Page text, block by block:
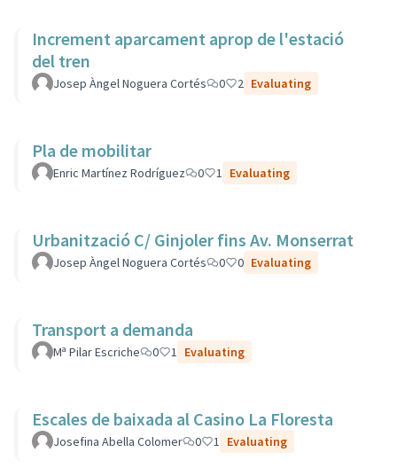
Increment aparcament aprop de l'estació
del tren
Josep Àngel Noguera Cortés 0 2 Evaluating
Pla de mobilitar
Enric Martínez Rodríguez 0 1 Evaluating
Urbanització C/ Ginjoler fins Av. Monserrat
Josep Àngel Noguera Cortés 0 0 Evaluating
Transport a demanda
Mª Pilar Escriche 0 1 Evaluating
Escales de baixada al Casino La Floresta
Josefina Abella Colomer 0 1 Evaluating